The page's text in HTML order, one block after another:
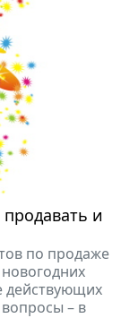
и
по продаже
действующих
– в